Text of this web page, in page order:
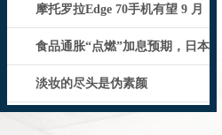
摩托罗拉Edge 70手机有望 9 月
发布：天玑 7400
食品通胀“点燃”加息预期，日本
央行鹰派信号震动市场
淡妆的尽头是伪素颜